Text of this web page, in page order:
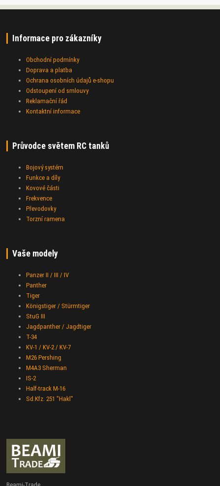
Informace pro zákazníky
Obchodní podmínky
Doprava a platba
Ochrana osobních údajů e-shopu
Odstoupení od smlouvy
Reklamační řád
Kontaktní informace
Průvodce světem RC tanků
Bojový systém
Funkce a díly
Kovové části
Frekvence
Převodovky
Torzní ramena
Vaše modely
Panzer II / III / IV
Panther
Tiger
Königstiger / Stürmtiger
StuG III
Jagdpanther / Jagdtiger
T-34
KV-1 / KV-2 / KV-7
M26 Pershing
M4A3 Sherman
IS-2
Half-track M-16
Sd.Kfz. 251 "Hakl"